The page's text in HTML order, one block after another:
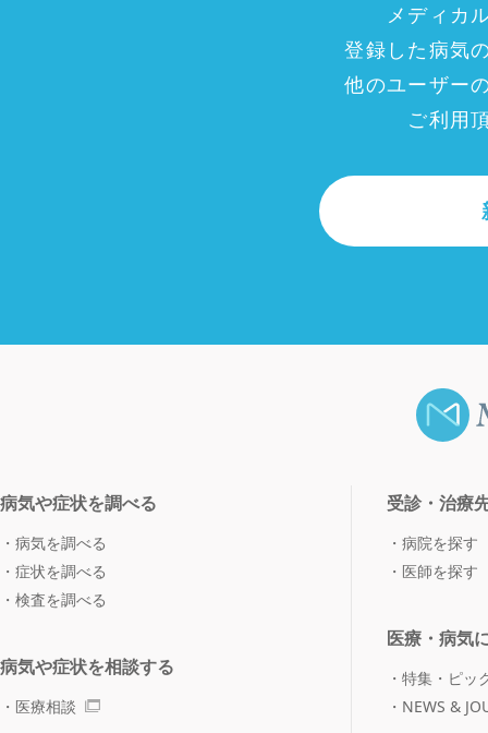
メディカ
登録した病気
他のユーザー
ご利用
病気や症状を調べる
病気を調べる
症状を調べる
検査を調べる
病気や症状を相談する
医療相談
受診・治療
病院を探す
医師を探す
医療・病気
特集・ピッ
NEWS &